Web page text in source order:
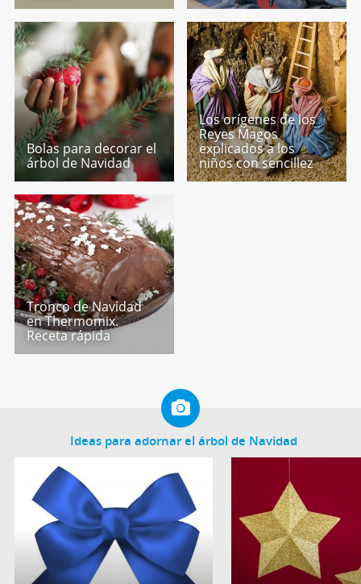
Bolas para decorar el
árbol de Navidad
Los orígenes de los
Reyes Magos
explicados a los
niños con sencillez
Tronco de Navidad
en Thermomix.
Receta rápida
Ideas para adornar el árbol de Navidad